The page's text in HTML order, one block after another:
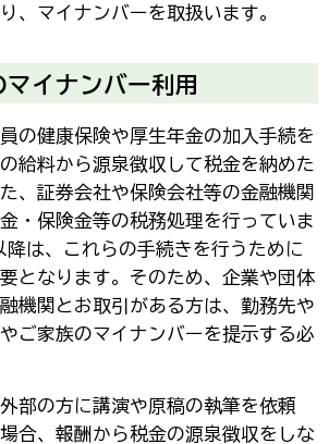
、マイナンバーを取扱います。
マイナンバー利用
の健康保険や厚生年金の加入手続を
給料から源泉徴収して税金を納めた
、証券会社や保険会社等の金融機関
・保険金等の税務処理を行っていま
降は、これらの手続きを行うために
となります。そのため、企業や団体
機関とお取引がある方は、勤務先や
ご家族のマイナンバーを提示する必
部の方に講演や原稿の執筆を依頼
合、報酬から税金の源泉徴収をしな